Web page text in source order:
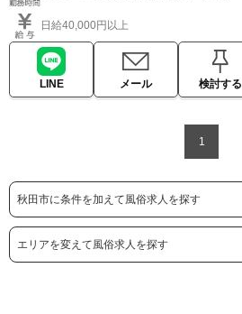
日給40,000円以上
LINE メール 検討する
1
秋田市に条件を加えて風俗求人を探す
エリアを変えて風俗求人を探す